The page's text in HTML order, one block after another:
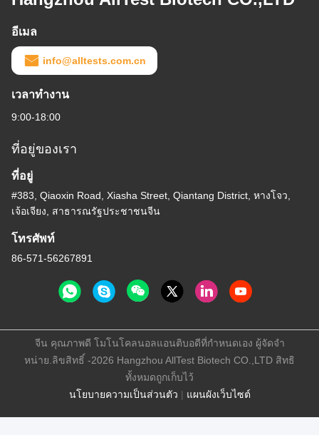
อีเมล
info@alltests.com.cn
เวลาทํางาน
9:00-18:00
ที่อยู่ของเรา
ที่อยู่
#383, Qiaoxin Road, Xiasha Street, Qiantang District, หางโจว,
เจ้อเจียง, สาธารณรัฐประชาชนจีน
โทรศัพท์
86-571-56267891
นโยบายความเป็นส่วนตัว | แผนผังเว็บไซต์
จีน คุณภาพดี โมโนโคลนอลแอนติบอดีที่กำหนดเอง ผู้จัดจํา
หน่าย.ลิขสิทธิ์ -2026 Hangzhou AllTest Biotech CO.,LTD สิทธิ
ทั้งหมดถูกเก็บไว้